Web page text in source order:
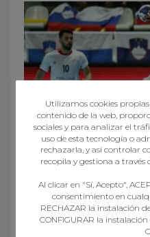
DEFINIDAS AS
Utilizamos cookies
contenido de la web,
sociales y para analizar el
uso de esta tecnología o
rechazarla, y así controlar
recopila y gestiona a través
Al clicar en "Sí, Acepto",
consentimiento en
RECHAZAR la instalación
CONFIGURAR la